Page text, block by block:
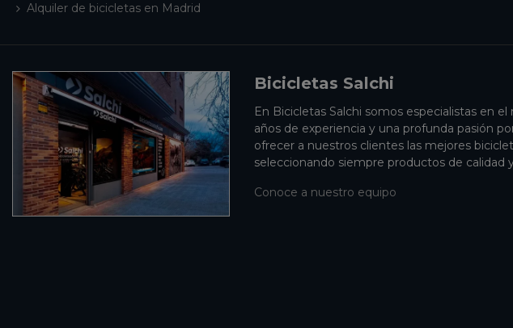
Alquiler de bicicletas en Madrid
Bicicletas Salchi
En Bicicletas Salchi somos especialistas en
años de experiencia y una profunda pasión
ofrecer a nuestros clientes las mejores
seleccionando siempre productos de calidad
Conoce a nuestro equipo